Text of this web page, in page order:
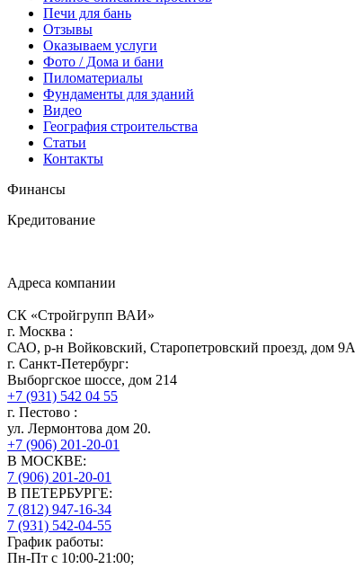
Печи для бань
Отзывы
Оказываем услуги
Фото / Дома и бани
Пиломатериалы
Фундаменты для зданий
Видео
География строительства
Статьи
Контакты
Финансы
Кредитование
Адреса компании
СК «Стройгрупп ВАИ»
г. Москва :
САО, р-н Войковский, Старопетровский проезд, дом 9А
г. Санкт-Петербург:
Выборгское шоссе, дом 214
+7 (931) 542 04 55
г. Пестово :
ул. Лермонтова дом 20.
+7 (906) 201-20-01
В МОСКВЕ:
7 (906) 201-20-01
В ПЕТЕРБУРГЕ:
7 (812) 947-16-34
7 (931) 542-04-55
График работы:
Пн-Пт с 10:00-21:00;